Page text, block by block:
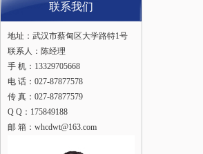
联系我们
地址：武汉市蔡甸区大学路特1号
联系人：陈经理
手 机：13329705668
电 话：027-87877578
传 真：027-87877579
Q Q：175849188
邮 箱：whcdwt@163.com